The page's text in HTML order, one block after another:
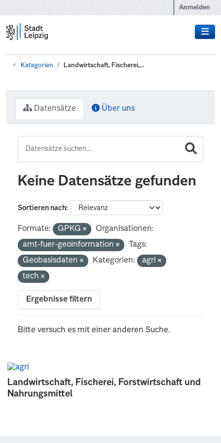
Anmelden
Kategorien Landwirtschaft, Fischerei,...
Landwirtschaft, Fischerei, Forstwirtschaft und
Nahrungsmittel
Datensätze Über uns
Keine Datensätze gefunden
Sortieren nach
Formate: GPKG
Organisationen:
amt-fuer-geoinformation
Tags:
Geobasisdaten
Kategorien:
agri
tech
Ergebnisse filtern
Bitte versuch es mit einer anderen Suche.